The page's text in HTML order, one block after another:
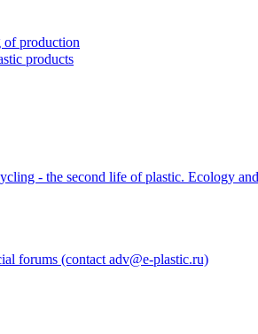
production
products
- the second life of plastic. Ecology
forums (contact adv@e-plastic.ru)